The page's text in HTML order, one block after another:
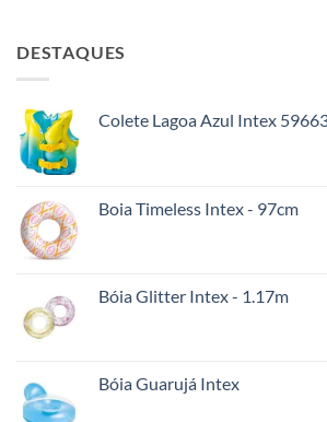
DESTAQUES
Colete Lagoa Azul Intex
Boia Timeless Intex - 97cm
Bóia Glitter Intex - 1.17m
Bóia Guarujá Intex